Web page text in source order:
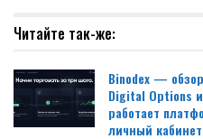
Читайте так-же:
Binodex —
Digital Options
работает
личный